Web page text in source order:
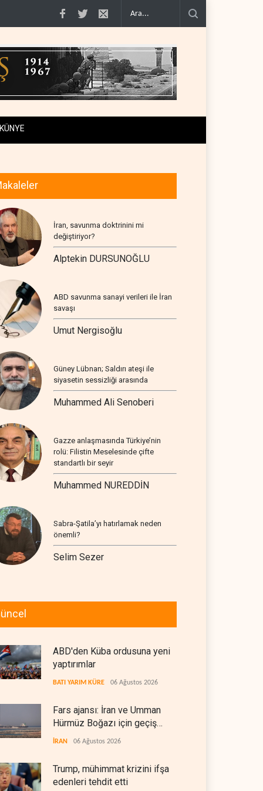
ve Umman Hürmüz Boğazı için geçiş.. Trump, mühimmat krizini ifşa
KÜNYE
İran, savunma doktrinini mi
değiştiriyor?
Alptekin DURSUNOĞLU
ABD savunma sanayi verileri ile İran
savaşı
Umut Nergisoğlu
Güney Lübnan; Saldırı ateşi ile
siyasetin sessizliği arasında
Muhammed Ali Senoberi
Gazze anlaşmasında Türkiye’nin
rolü: Filistin Meselesinde çifte
standartlı bir seyir
Muhammed NUREDDİN
Sabra-Şatila’yı hatırlamak neden
önemli?
Selim Sezer
ABD'den Küba ordusuna yeni
yaptırımlar
BATI YARIM KÜRE 06 Ağustos 2026
Fars ajansı: İran ve Umman
Hürmüz Boğazı için geçiş
koridorlarında anlaştı
İRAN 06 Ağustos 2026
Trump, mühimmat krizini ifşa
edenleri tehdit etti